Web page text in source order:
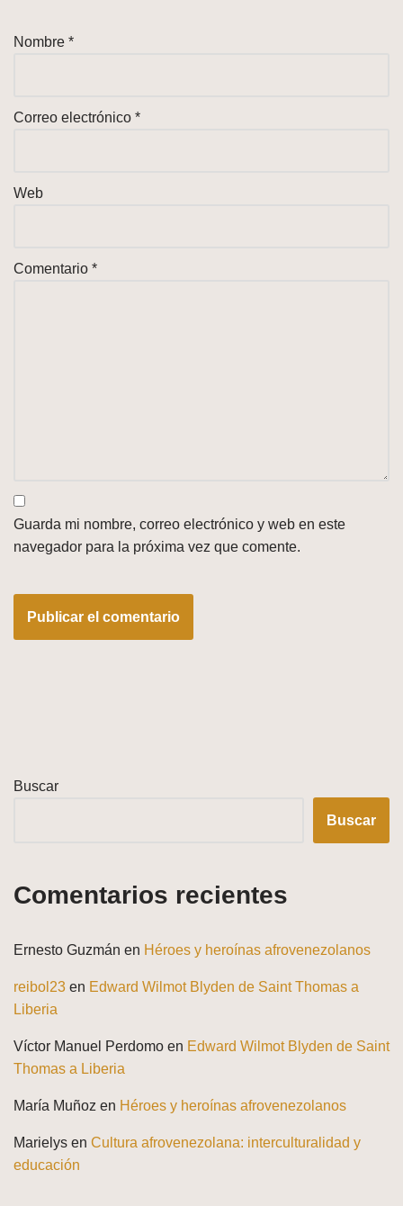
Nombre *
Correo electrónico *
Web
Comentario *
Guarda mi nombre, correo electrónico y web en este
navegador para la próxima vez que comente.
Buscar
Buscar
Comentarios recientes
Ernesto Guzmán en Héroes y heroínas afrovenezolanos
reibol23 en Edward Wilmot Blyden de Saint Thomas a
Liberia
Víctor Manuel Perdomo en Edward Wilmot Blyden de Saint
Thomas a Liberia
María Muñoz en Héroes y heroínas afrovenezolanos
Marielys en Cultura afrovenezolana: interculturalidad y
educación